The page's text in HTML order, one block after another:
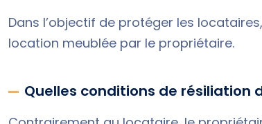
Dans l’objectif de protéger les
location meublée par le propriétaire.
Quelles conditions de résiliation